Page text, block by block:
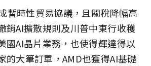
暫時性貿易協議，且關稅降幅高
銷AI擴散規則及川普中東行收穫
國AI晶片業務，也使得輝達得以
的大筆訂單，AMD也獲得AI基礎